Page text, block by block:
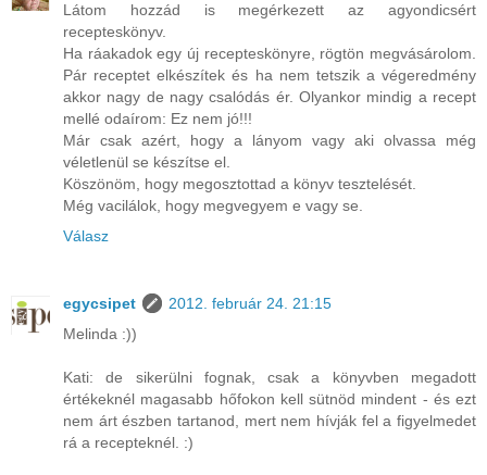
Látom hozzád is megérkezett az agyondicsért
recepteskönyv.
Ha ráakadok egy új recepteskönyre, rögtön megvásárolom.
Pár receptet elkészítek és ha nem tetszik a végeredmény
akkor nagy de nagy csalódás ér. Olyankor mindig a recept
mellé odaírom: Ez nem jó!!!
Már csak azért, hogy a lányom vagy aki olvassa még
véletlenül se készítse el.
Köszönöm, hogy megosztottad a könyv tesztelését.
Még vacilálok, hogy megvegyem e vagy se.
Válasz
egycsipet
2012. február 24. 21:15
Melinda :))
Kati: de sikerülni fognak, csak a könyvben megadott
értékeknél magasabb hőfokon kell sütnöd mindent - és ezt
nem árt észben tartanod, mert nem hívják fel a figyelmedet
rá a recepteknél. :)